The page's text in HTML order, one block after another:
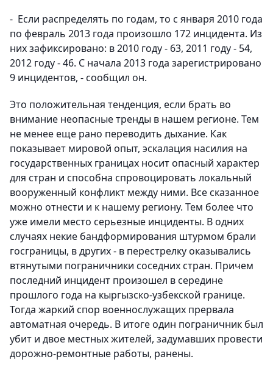
- Если распределять по годам, то с января 2010 года
по февраль 2013 года произошло 172 инцидента. Из
них зафиксировано: в 2010 году - 63, 2011 году - 54,
2012 году - 46. С начала 2013 года зарегистрировано
9 инцидентов, - сообщил он.
Это положительная тенденция, если брать во
внимание неопасные тренды в нашем регионе. Тем
не менее еще рано переводить дыхание. Как
показывает мировой опыт, эскалация насилия на
государственных границах носит опасный характер
для стран и способна спровоцировать локальный
вооруженный конфликт между ними. Все сказанное
можно отнести и к нашему региону. Тем более что
уже имели место серьезные инциденты. В одних
случаях некие бандформирования штурмом брали
госграницы, в других - в перестрелку оказывались
втянутыми пограничники соседних стран. Причем
последний инцидент произошел в середине
прошлого года на кыргызско-узбекской границе.
Тогда жаркий спор военнослужащих прервала
автоматная очередь. В итоге один пограничник был
убит и двое местных жителей, задумавших провести
дорожно-ремонтные работы, ранены.